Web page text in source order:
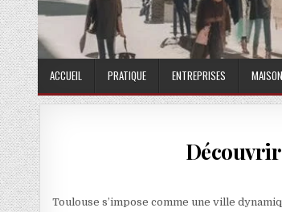
ACCUEIL PRATIQUE ENTREPRISES MAISON
Toulouse s’impose comme une ville